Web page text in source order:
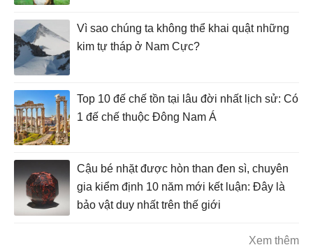
Vì sao chúng ta không thể khai quật những
kim tự tháp ở Nam Cực?
Top 10 đế chế tồn tại lâu đời nhất lịch sử: Có
1 đế chế thuộc Đông Nam Á
Cậu bé nhặt được hòn than đen sì, chuyên
gia kiểm định 10 năm mới kết luận: Đây là
bảo vật duy nhất trên thế giới
Xem thêm